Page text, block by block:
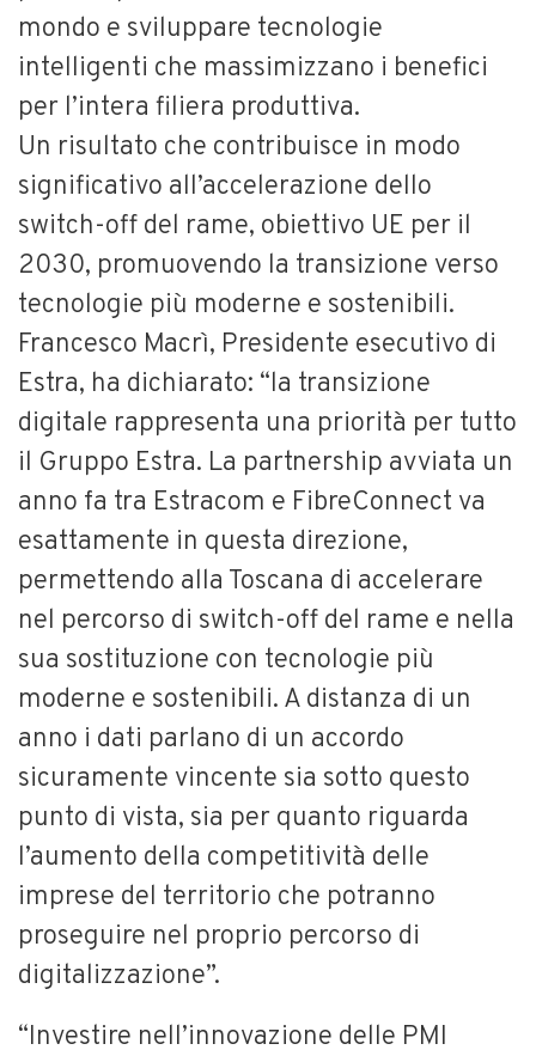
mondo e sviluppare tecnologie
intelligenti che massimizzano i benefici
per l’intera filiera produttiva.
Un risultato che contribuisce in modo
significativo all’accelerazione dello
switch-off del rame, obiettivo UE per il
2030, promuovendo la transizione verso
tecnologie più moderne e sostenibili.
Francesco Macrì, Presidente esecutivo di
Estra, ha dichiarato: “la transizione
digitale rappresenta una priorità per tutto
il Gruppo Estra. La partnership avviata un
anno fa tra Estracom e FibreConnect va
esattamente in questa direzione,
permettendo alla Toscana di accelerare
nel percorso di switch-off del rame e nella
sua sostituzione con tecnologie più
moderne e sostenibili. A distanza di un
anno i dati parlano di un accordo
sicuramente vincente sia sotto questo
punto di vista, sia per quanto riguarda
l’aumento della competitività delle
imprese del territorio che potranno
proseguire nel proprio percorso di
digitalizzazione”.
“Investire nell’innovazione delle PMI